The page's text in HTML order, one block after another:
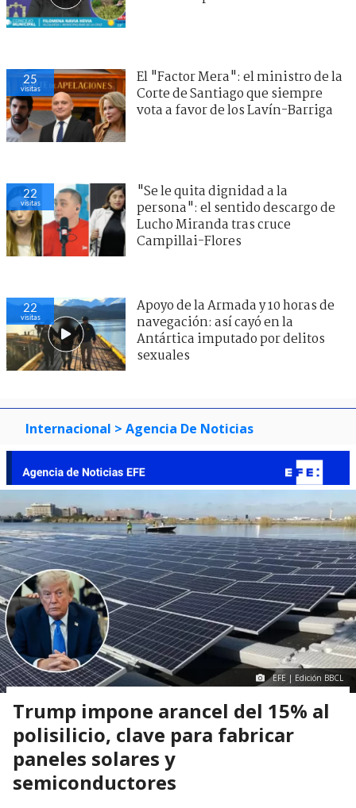
25
visitas
El "Factor Mera": el ministro de la
Corte de Santiago que siempre
vota a favor de los Lavín-Barriga
22
visitas
"Se le quita dignidad a la
persona": el sentido descargo de
Lucho Miranda tras cruce
Campillai-Flores
22
visitas
Apoyo de la Armada y 10 horas de
navegación: así cayó en la
Antártica imputado por delitos
sexuales
Internacional > Agencia De Noticias
EFE | Edición BBCL
Trump impone arancel del 15% al
polisilicio, clave para fabricar
paneles solares y
semiconductores